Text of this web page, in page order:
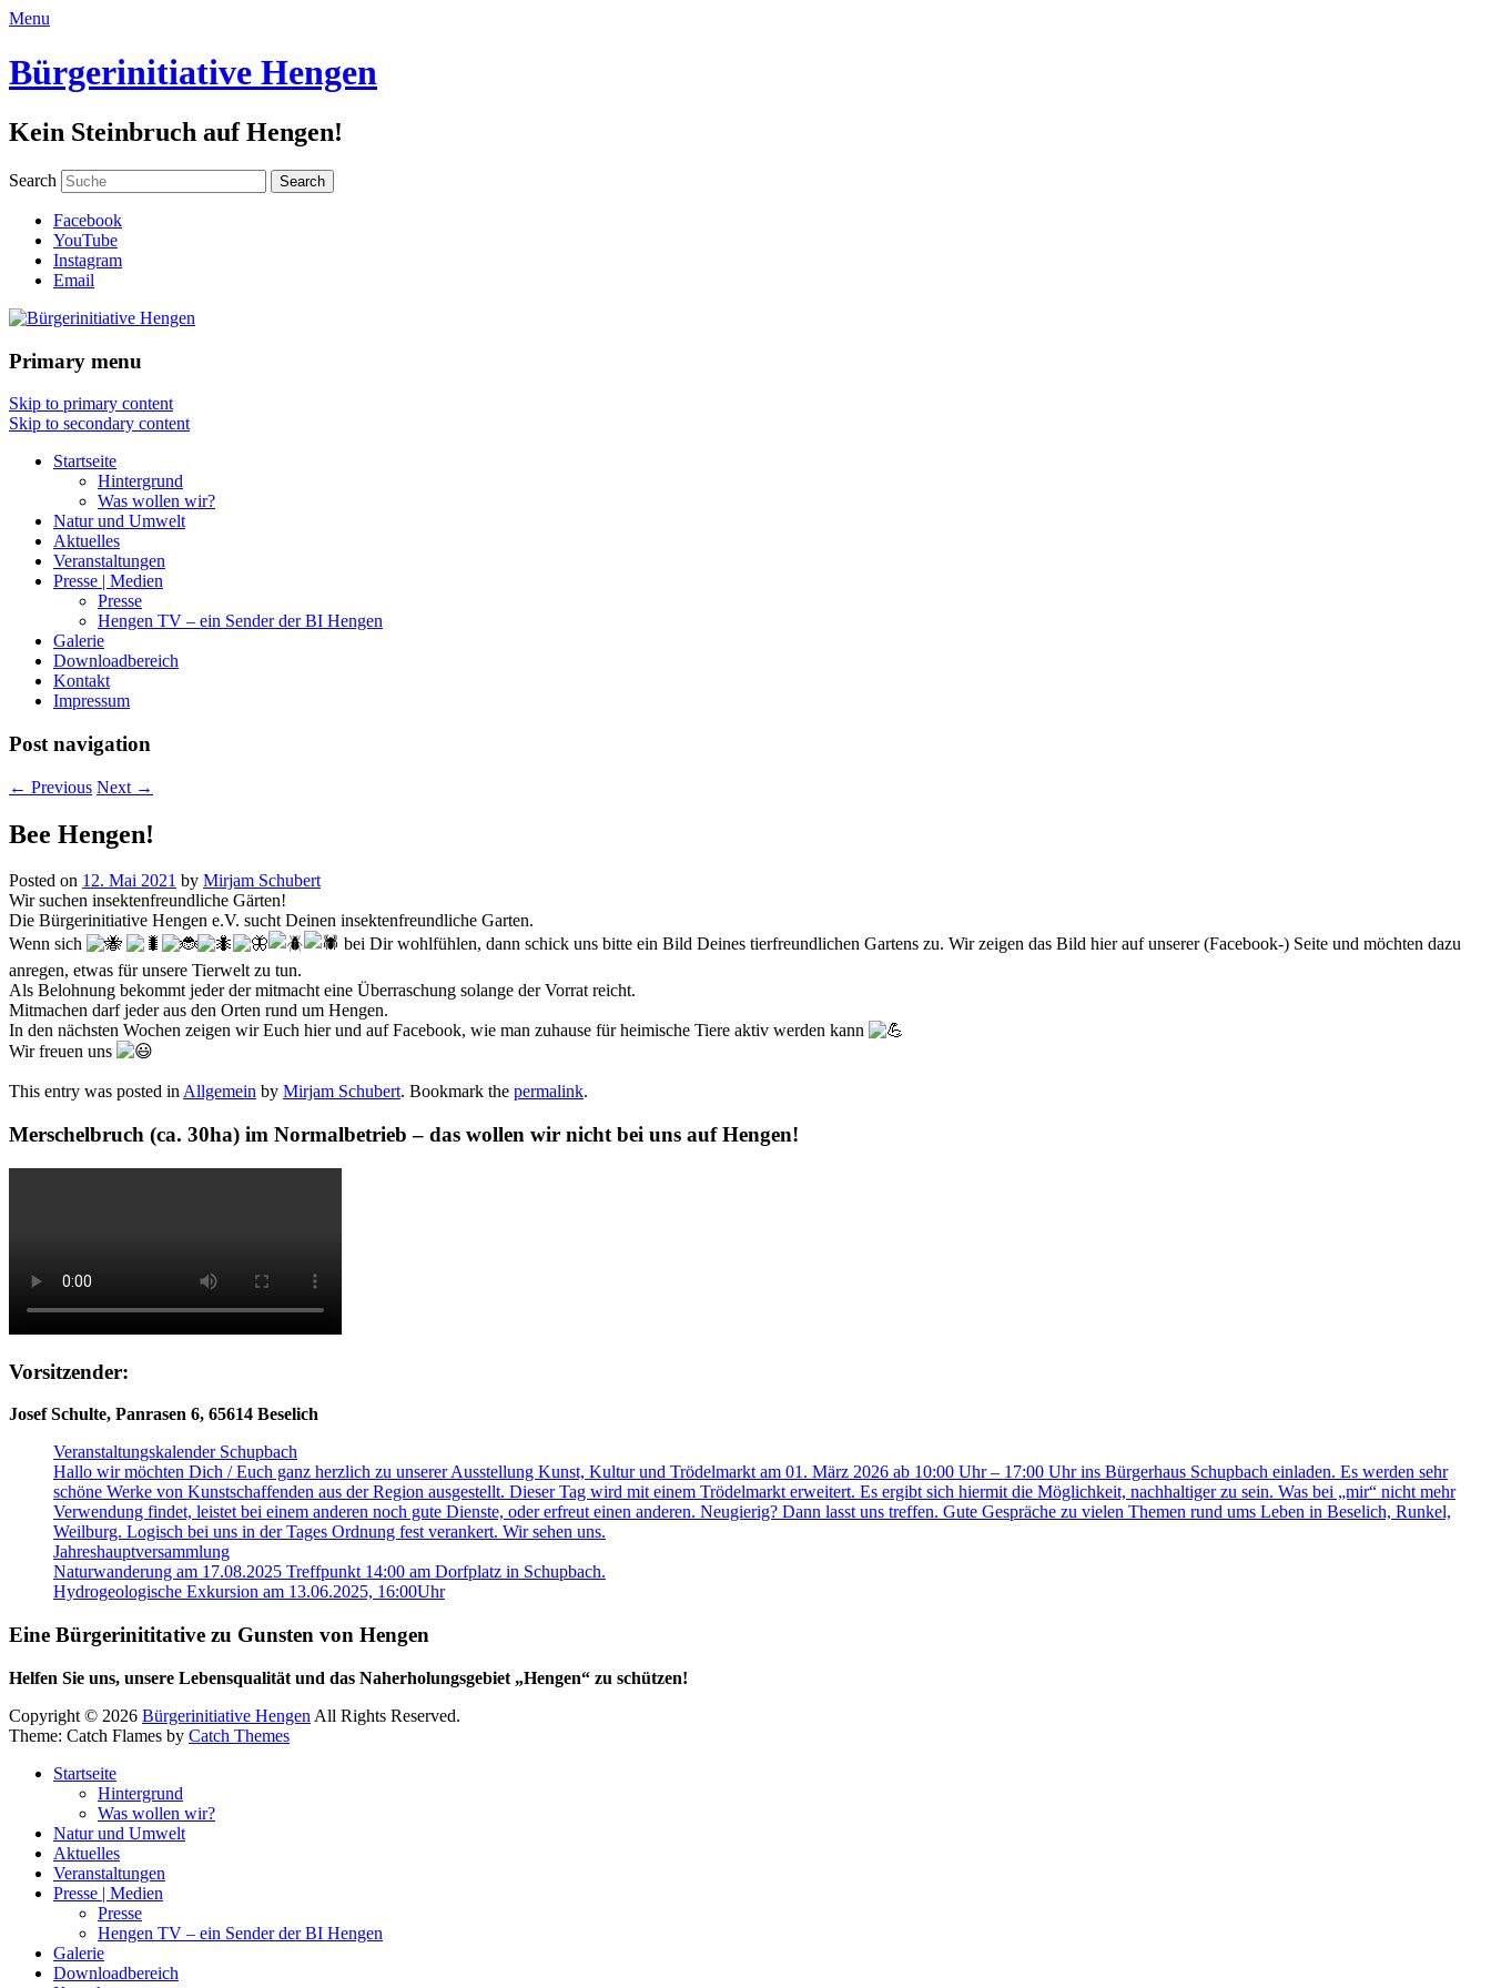
Menu
Bürgerinitiative Hengen
Kein Steinbruch auf Hengen!
Search
Facebook
YouTube
Instagram
Email
Primary menu
Skip to primary content
Skip to secondary content
Startseite
Hintergrund
Was wollen wir?
Natur und Umwelt
Aktuelles
Veranstaltungen
Presse | Medien
Presse
Hengen TV – ein Sender der BI Hengen
Galerie
Downloadbereich
Kontakt
Impressum
Post navigation
← Previous Next →
Bee Hengen!
Posted on 12. Mai 2021 by Mirjam Schubert
Wir suchen insektenfreundliche Gärten!
Die Bürgerinitiative Hengen e.V. sucht Deinen insektenfreundliche Garten.
Wenn sich
bei Dir wohlfühlen, dann schick uns bitte ein Bild Deines tierfreundlichen Gartens zu. Wir zeigen das Bild hier auf unserer (Facebook-) Seite und möchten dazu
anregen, etwas für unsere Tierwelt zu tun.
Als Belohnung bekommt jeder der mitmacht eine Überraschung solange der Vorrat reicht.
Mitmachen darf jeder aus den Orten rund um Hengen.
In den nächsten Wochen zeigen wir Euch hier und auf Facebook, wie man zuhause für heimische Tiere aktiv werden kann
Wir freuen uns
This entry was posted inAllgemein by Mirjam Schubert. Bookmark the permalink.
Merschelbruch (ca. 30ha) im Normalbetrieb – das wollen wir nicht bei uns auf Hengen!
Vorsitzender:
Josef Schulte, Panrasen 6, 65614 Beselich
Veranstaltungskalender Schupbach
Hallo wir möchten Dich / Euch ganz herzlich zu unserer Ausstellung Kunst, Kultur und Trödelmarkt am 01. März 2026 ab 10:00 Uhr – 17:00 Uhr ins Bürgerhaus Schupbach einladen. Es werden sehr
schöne Werke von Kunstschaffenden aus der Region ausgestellt. Dieser Tag wird mit einem Trödelmarkt erweitert. Es ergibt sich hiermit die Möglichkeit, nachhaltiger zu sein. Was bei „mir“ nicht mehr
Verwendung findet, leistet bei einem anderen noch gute Dienste, oder erfreut einen anderen. Neugierig? Dann lasst uns treffen. Gute Gespräche zu vielen Themen rund ums Leben in Beselich, Runkel,
Weilburg. Logisch bei uns in der Tages Ordnung fest verankert. Wir sehen uns.
Jahreshauptversammlung
Naturwanderung am 17.08.2025 Treffpunkt 14:00 am Dorfplatz in Schupbach.
Hydrogeologische Exkursion am 13.06.2025, 16:00Uhr
Eine Bürgerinititative zu Gunsten von Hengen
Helfen Sie uns, unsere Lebensqualität und das Naherholungsgebiet „Hengen“ zu schützen!
Copyright © 2026 Bürgerinitiative Hengen All Rights Reserved.
Theme: Catch Flames by Catch Themes
Startseite
Hintergrund
Was wollen wir?
Natur und Umwelt
Aktuelles
Veranstaltungen
Presse | Medien
Presse
Hengen TV – ein Sender der BI Hengen
Galerie
Downloadbereich